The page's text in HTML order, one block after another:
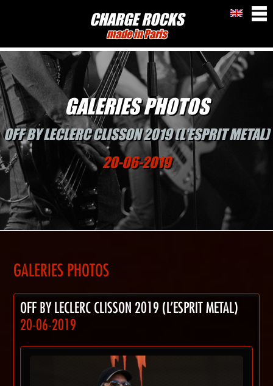
CHARGE ROCKS
made in Paris
GALERIES PHOTOS
OFF BY LECLERC CLISSON 2019 (L'ESPRIT METAL)
20-06-2019
GALERIES PHOTOS
OFF BY LECLERC CLISSON 2019 (L'ESPRIT METAL)
20-06-2019